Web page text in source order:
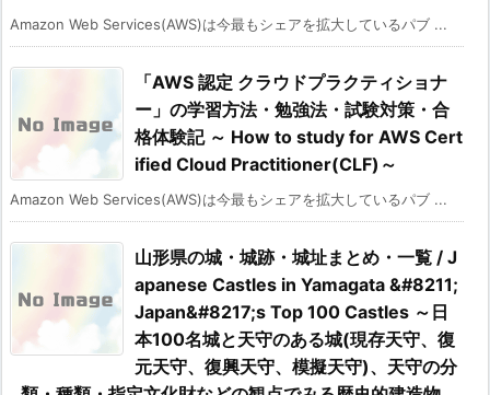
Amazon Web Services(AWS)は今最もシェアを拡大しているパブ ...
「AWS 認定 クラウドプラクティショナ
ー」の学習方法・勉強法・試験対策・合
格体験記 ～ How to study for AWS Cert
ified Cloud Practitioner(CLF)～
Amazon Web Services(AWS)は今最もシェアを拡大しているパブ ...
山形県の城・城跡・城址まとめ・一覧 / J
apanese Castles in Yamagata &#8211;
Japan&#8217;s Top 100 Castles ～日
本100名城と天守のある城(現存天守、復
元天守、復興天守、模擬天守)、天守の分